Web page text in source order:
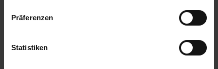
Präferenzen
Statistiken